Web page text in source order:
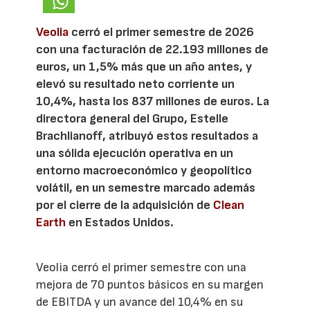
Veolia cerró el primer semestre de 2026
con una facturación de 22.193 millones de
euros, un 1,5% más que un año antes, y
elevó su resultado neto corriente un
10,4%, hasta los 837 millones de euros. La
directora general del Grupo, Estelle
Brachlianoff, atribuyó estos resultados a
una sólida ejecución operativa en un
entorno macroeconómico y geopolítico
volátil, en un semestre marcado además
por el cierre de la adquisición de Clean
Earth en Estados Unidos.
Veolia cerró el primer semestre con una
mejora de 70 puntos básicos en su margen
de EBITDA y un avance del 10,4% en su